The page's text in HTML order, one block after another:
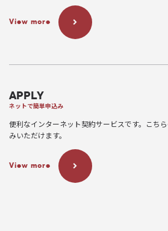
View more
APPLY
ネットで簡単申込み
便利なインターネット契約サービスです。こち
みいただけます。
View more